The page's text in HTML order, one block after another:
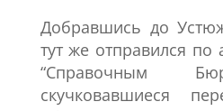
Добравшись до
тут же отправился по
“Справочным
скучковавшиеся